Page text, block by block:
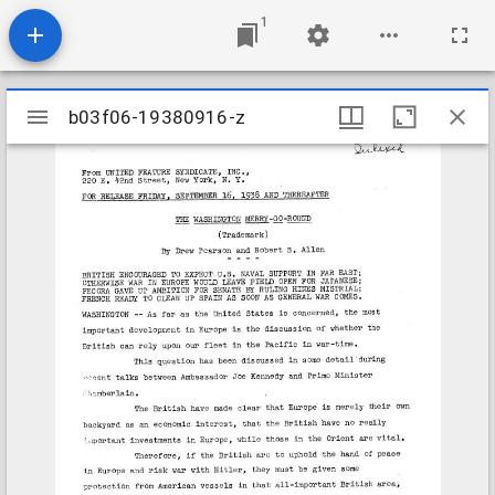
1
Mirador
viewer
b03f06-19380916-z
b03f06-19380916-z